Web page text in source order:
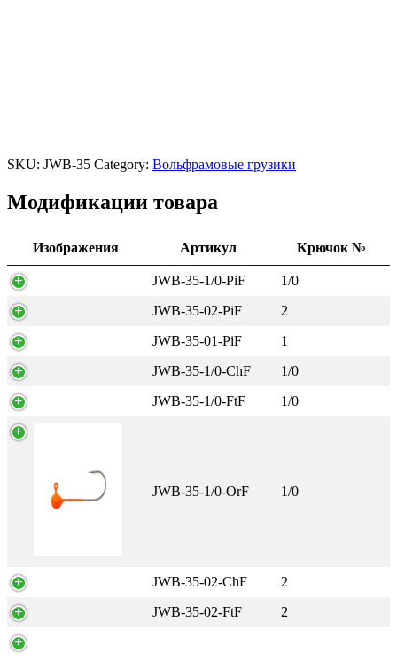
SKU: JWB-35 Category: Вольфрамовые грузики
Модификации товара
Изображения Артикул Крючок №
JWB-35-1/0-PiF
1/0
JWB-35-02-PiF
2
JWB-35-01-PiF
1
JWB-35-1/0-ChF
1/0
JWB-35-1/0-FtF
1/0
JWB-35-1/0-OrF 1/0
JWB-35-02-ChF
2
JWB-35-02-FtF
2